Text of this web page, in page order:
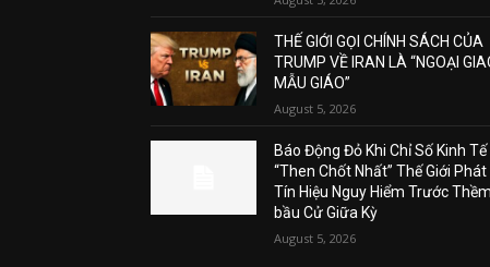
THẾ GIỚI GỌI CHÍNH SÁCH CỦA
TRUMP VỀ IRAN LÀ “NGOẠI
MẪU GIÁO”
August 5, 2026
Báo Động Đỏ Khi Chỉ Số Kinh Tế
“Then Chốt Nhất” Thế Giới Phát
Tín Hiệu Nguy Hiểm Trước Thềm
bầu Cử Giữa Kỳ
August 5, 2026